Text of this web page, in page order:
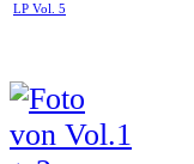
LP Vol. 5